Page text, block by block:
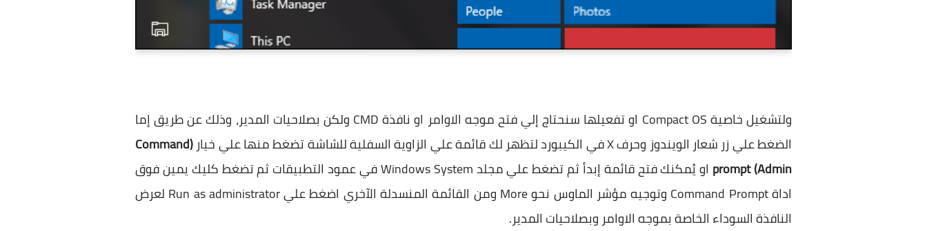
ولتشغيل خاصية Compact OS او تفعيلها سنحتاج إلي فتح موجه الاوامر او نافذة CMD ولكن بصلاحيات المدير، وذلك عن طريق إما
الضغط علي زر شعار الويندوز وحرف X في الكيبورد لتظهر لك قائمة علي الزاوية السفلية للشاشة تضغط منها علي خيار
(Command
prompt (Admin
او يُمكنك فتح قائمة إبدأ ثم تضغط علي مجلد Windows System في عمود التطبيقات ثم تضغط كليك يمين فوق
اداة Command Prompt وتوجيه مؤشر الماوس نحو More ومن القائمة المنسدلة الآخري اضغط علي Run as administrator لعرض
النافذة السوداء الخاصة بموجه الاوامر وبصلاحيات المدير.